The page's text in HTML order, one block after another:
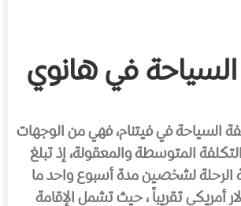
في هانوي
السياحة في فيتنام، فهي من الوجهات
المتوسطة والمعقولة، إذ تبلغ
لشخصين مدة أسبوع واحد ما
739 دولار أمريكي تقريباً ، حيث تشمل الإقامة